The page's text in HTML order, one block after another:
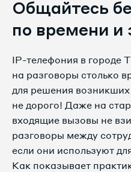
Общайтесь
по времени и
IP-телефония в городе
на разговоры столько
для решения
не дорого! Даже на
входящие вызовы не
разговоры между
если они используют
Как показывает